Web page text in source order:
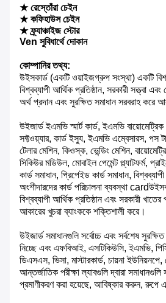
★ রেস্তোঁরা চেইন
★ কফিহাউস চেইন
★ ফ্র্যাঞ্চাইজ স্টোর
Ven সুবিধার্থে দোকান
কোম্পানির তথ্য:
উইসকার্ড (একটি ওয়াইজগ্রুপ সংস্থা) একটি
বিশ্বব্যাপী আর্থিক প্রতিষ্ঠান, সরকারী সত্ত্বা
অর্থ প্রদান এবং সুরক্ষিত সমাধান সরবরাহ করে
উইজার্ড ইএমভি স্মার্ট কার্ড, ইএমভি
সফ্টওয়্যার, কার্ড ইস্যু, ইএমভি এম্বেসারস, পস
টেলার মেশিন, কিওস্ক, ভেন্ডিং মেশিন,
সিকিউর মডিউল, মোবাইল পেমেন্ট প্ল্যাটফর্ম,
কার্ড সমাধান, প্রিপেইড কার্ড সমাধান,
অংশীদারদের কার্ড পরিচালনা ব্যবস্থা
বিশ্বব্যাপী আর্থিক প্রতিষ্ঠান এবং সরকারী খাতের
আকারের খুচরা ব্যাংককে শক্তিশালী করে।
উইজার্ড সমাধানগুলি সর্বোচ্চ এবং সর্বশেষ
নিচ্ছে এবং এফবিআই, এসটিকিউসি, ইএমভি,
ডিএসএস, ভিসা, মাস্টারকার্ড, চায়না
আন্তর্জাতিক পরীক্ষা ল্যাবগুলি দ্বারা সমাধানগুলি
প্রমাণীকরণ করা হয়েছে, আবিষ্কার করুন, রুপে